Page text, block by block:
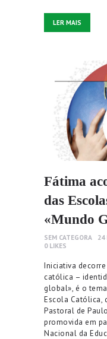
LER MAIS
Fátima
das
«Mundo
SEM CATEGORA 24
0 LIKES
Iniciativa
católica –
global», é o
Escola Católica,
Pastoral de
promovida em
Nacional da